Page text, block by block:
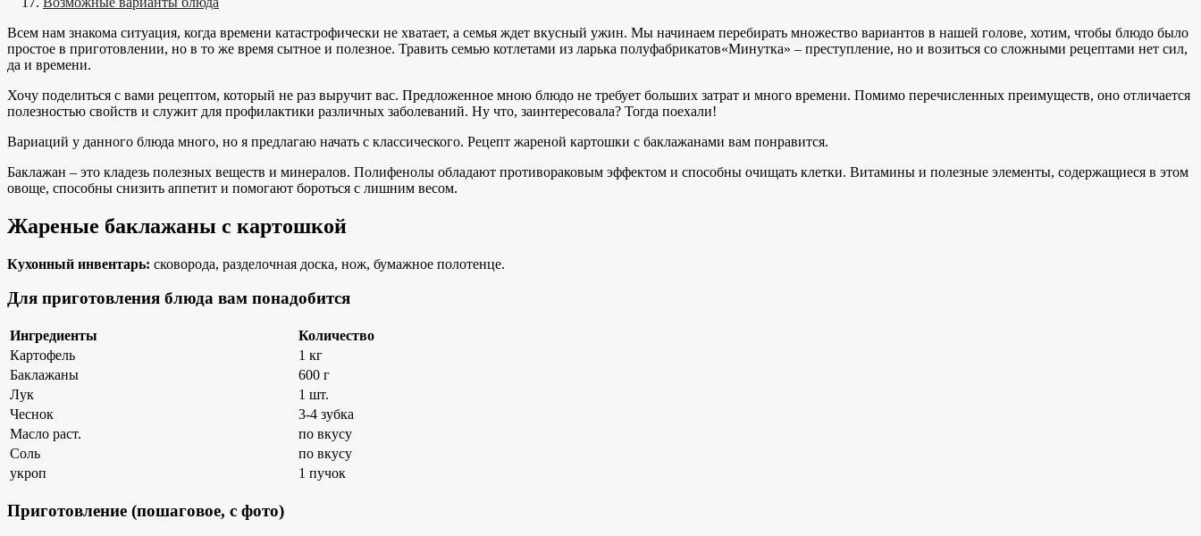
Всем нам знакома ситуация, когда времени катастрофически не хватает, а семья ждет вкусный ужин. Мы начинаем перебирать множество вариантов в нашей голове, хотим, чтобы блюдо было
простое в приготовлении, но в то же время сытное и полезное. Травить семью котлетами из ларька полуфабрикатов«Минутка» – преступление, но и возиться со сложными рецептами нет сил,
да и времени.
Хочу поделиться с вами рецептом, который не раз выручит вас. Предложенное мною блюдо не требует больших затрат и много времени. Помимо перечисленных преимуществ, оно отличается
полезностью свойств и служит для профилактики различных заболеваний. Ну что, заинтересовала? Тогда поехали!
Вариаций у данного блюда много, но я предлагаю начать с классического. Рецепт жареной картошки с баклажанами вам понравится.
Баклажан – это кладезь полезных веществ и минералов. Полифенолы обладают противораковым эффектом и способны очищать клетки. Витамины и полезные элементы, содержащиеся в этом
овоще, способны снизить аппетит и помогают бороться с лишним весом.
Жареные баклажаны с картошкой
Кухонный инвентарь: сковорода, разделочная доска, нож, бумажное полотенце.
Для приготовления блюда вам понадобится
Ингредиенты
Количество
Картофель
1 кг
Баклажаны
600 г
Лук
1 шт.
Чеснок
3-4 зубка
Масло раст.
по вкусу
Соль
по вкусу
укроп
1 пучок
Приготовление (пошаговое, с фото)